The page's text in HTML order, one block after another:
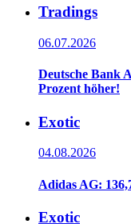
Tradings
06.07.2026
Deutsche Bank
Prozent höher!
Exotic
04.08.2026
Adidas AG:
Exotic